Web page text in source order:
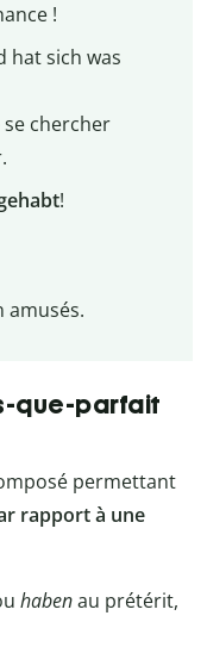
!
hat sich was
se chercher
!
amusés.
que-parfait
permettant
rapport à une
habenau prétérit,